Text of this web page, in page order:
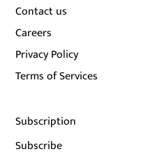
Contact us
Careers
Privacy Policy
Terms of Services
Subscription
Subscribe